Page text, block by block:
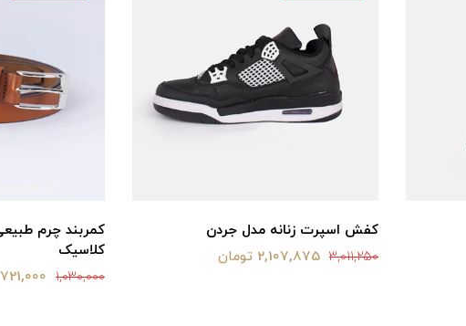
کفش اسپرت زنانه مدل جردن
3,011,250 2,107,875 تومان
کلاسیک
1,030,000 721,000 تومان